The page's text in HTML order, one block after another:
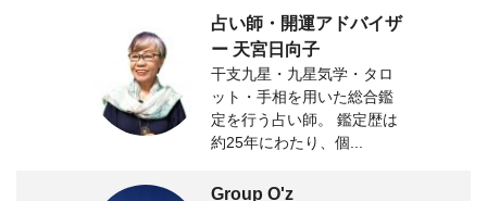
占い師・開運アドバイザ
ー 天宮日向子
干支九星・九星気学・タロ
ット・手相を用いた総合鑑
定を行う占い師。 鑑定歴は
約25年にわたり、個...
Group O'z